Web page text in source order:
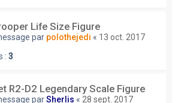
Life Size Figure
par polothejedi « 13 oct. 2017
: 3
R2-D2 Legendary Scale Figure
parSherlis « 28 sept. 2017